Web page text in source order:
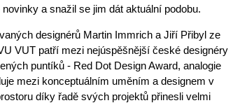
a snažil se jim dát aktuální podobu.
designérů Martin Immrich a Jiří Přibyl ze
VUT patří mezi nejúspěšnější české designéry
puntíků - Red Dot Design Award, analogie
mezi konceptuálním uměním a designem v
díky řadě svých projektů přinesli velmi